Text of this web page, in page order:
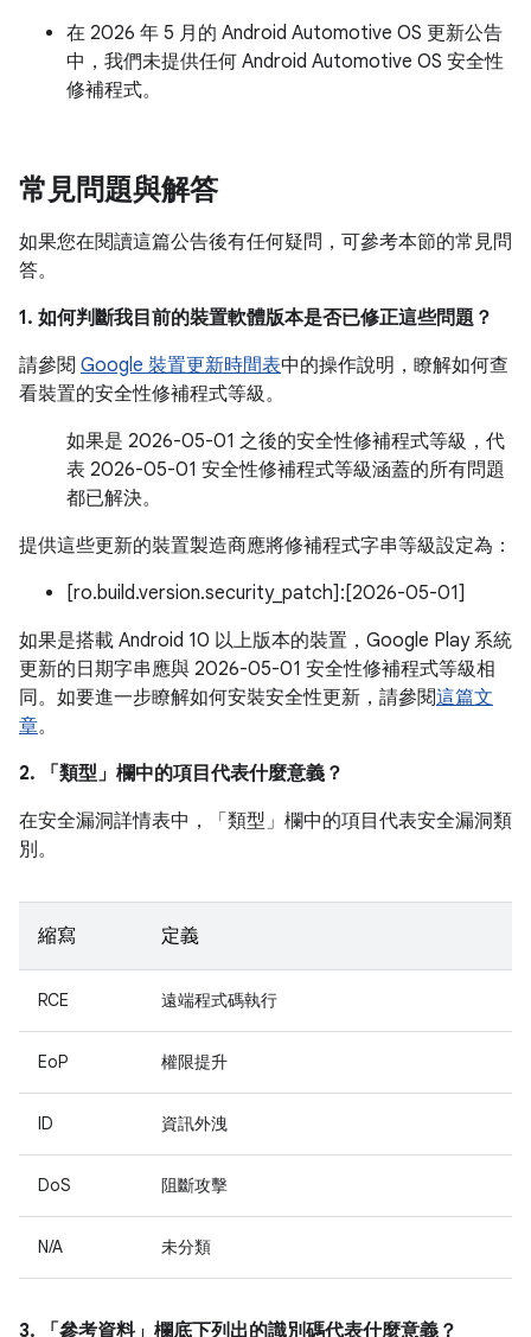
在 2026 年 5 月的 Android Automotive OS 更新公告
中，我們未提供任何 Android Automotive OS 安全性
修補程式。
常見問題與解答
如果您在閱讀這篇公告後有任何疑問，可參考本節的常見問
答。
1. 如何判斷我目前的裝置軟體版本是否已修正這些問題？
請參閱 Google 裝置更新時間表中的操作說明，瞭解如何查
看裝置的安全性修補程式等級。
如果是 2026-05-01 之後的安全性修補程式等級，代
表 2026-05-01 安全性修補程式等級涵蓋的所有問題
都已解決。
提供這些更新的裝置製造商應將修補程式字串等級設定為：
[ro.build.version.security_patch]:[2026-05-01]
如果是搭載 Android 10 以上版本的裝置，Google Play 系統
更新的日期字串應與 2026-05-01 安全性修補程式等級相
同。如要進一步瞭解如何安裝安全性更新，請參閱這篇文
章。
2. 「類型」 欄中的項目代表什麼意義？
在安全漏洞詳情表中，「類型」 欄中的項目代表安全漏洞類
別。
縮寫 定義
RCE 遠端程式碼執行
EoP 權限提升
ID 資訊外洩
DoS 阻斷攻擊
N/A 未分類
3. 「參考資料」 欄底下列出的識別碼代表什麼意義？